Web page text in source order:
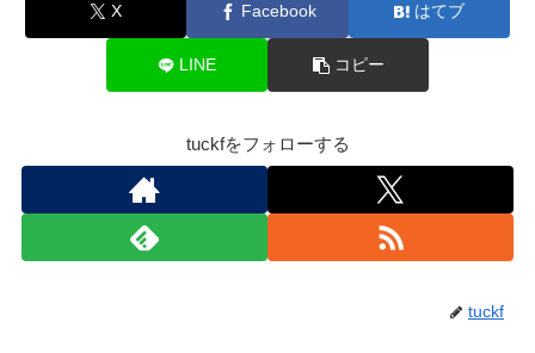
X Facebook はてブ
LINE コピー
tuckfをフォローする
tuckf